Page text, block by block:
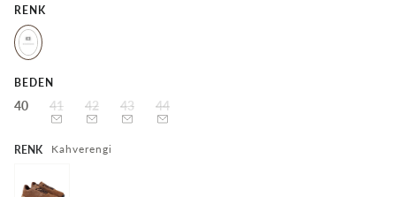
RENK
BEDEN
40 41 42 43 44
RENK Kahverengi